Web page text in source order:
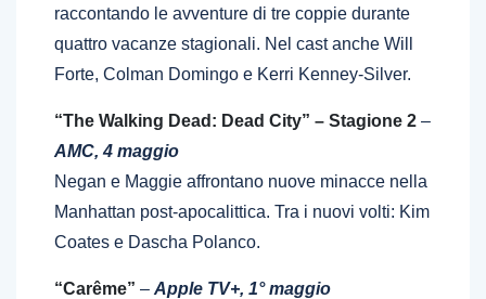
raccontando le avventure di tre coppie durante
quattro vacanze stagionali. Nel cast anche Will
Forte, Colman Domingo e Kerri Kenney-Silver.
“The Walking Dead: Dead City” – Stagione 2 –
AMC, 4 maggio
Negan e Maggie affrontano nuove minacce nella
Manhattan post-apocalittica. Tra i nuovi volti: Kim
Coates e Dascha Polanco.
“Carême” –Apple TV+, 1° maggio